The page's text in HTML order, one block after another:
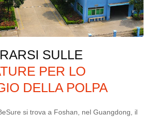
SULLE
PER LO
DELLA POLPA
si trova a Foshan, nel Guangdong, il